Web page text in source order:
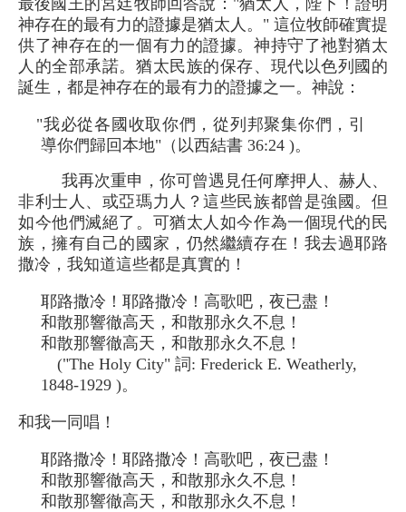
最後國王的宮廷牧師回答說："猶太人，陛下！證明
神存在的最有力的證據是猶太人。" 這位牧師確實提
供了神存在的一個有力的證據。神持守了祂對猶太
人的全部承諾。猶太民族的保存、現代以色列國的
誕生，都是神存在的最有力的證據之一。神說：
"我必從各國收取你們，從列邦聚集你們，引
導你們歸回本地"（以西結書 36:24 )。
我再次重申，你可曾遇見任何摩押人、赫人、
非利士人、或亞瑪力人？這些民族都曾是強國。但
如今他們滅絕了。可猶太人如今作為一個現代的民
族，擁有自己的國家，仍然繼續存在！我去過耶路
撒冷，我知道這些都是真實的！
耶路撒冷！耶路撒冷！高歌吧，夜已盡！
和散那響徹高天，和散那永久不息！
和散那響徹高天，和散那永久不息！
("The Holy City" 詞: Frederick E. Weatherly,
1848-1929 )。
和我一同唱！
耶路撒冷！耶路撒冷！高歌吧，夜已盡！
和散那響徹高天，和散那永久不息！
和散那響徹高天，和散那永久不息！